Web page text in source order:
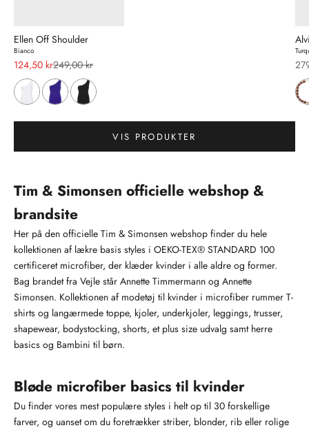
Gå til element 1
Ellen Off Shoulder
Bianco
Salgspris
124,50 krNormalpris
249,00 kr
VIS PRODUKTER
Tim & Simonsen officielle webshop &
brandsite
Her på den officielle Tim & Simonsen webshop finder du hele
kollektionen af lækre basis styles i OEKO-TEX® STANDARD 100
certificeret microfiber, der klæder kvinder i alle aldre og former.
Bag brandet fra Vejle står Annette Timmermann og Annette
Simonsen. Kollektionen af modetøj til kvinder i microfiber rummer T-
shirts og langærmede toppe, kjoler, underkjoler, leggings, trusser,
shapewear, bodystocking, shorts, et plus size udvalg samt herre
basics og Bambini til børn.
Bløde microfiber basics til kvinder
Du finder vores mest populære styles i helt op til 30 forskellige
farver, og uanset om du foretrækker striber, blonder, rib eller rolige